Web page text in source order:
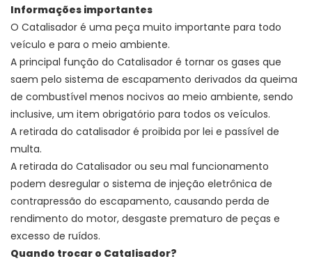
Informações importantes
O Catalisador é uma peça muito importante para todo
veículo e para o meio ambiente.
A principal função do Catalisador é tornar os gases que
saem pelo sistema de escapamento derivados da queima
de combustível menos nocivos ao meio ambiente, sendo
inclusive, um item obrigatório para todos os veículos.
A retirada do catalisador é proibida por lei e passível de
multa.
A retirada do Catalisador ou seu mal funcionamento
podem desregular o sistema de injeção eletrônica de
contrapressão do escapamento, causando perda de
rendimento do motor, desgaste prematuro de peças e
excesso de ruídos.
Quando trocar o Catalisador?